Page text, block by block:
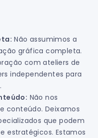
Não assumimos a
gráfica completa.
com ateliers de
independentes para
Não nos
conteúdo. Deixamos
que podem
estratégicos. Estamos